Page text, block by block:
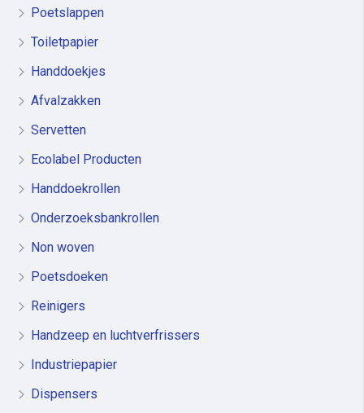
Poetslappen
Toiletpapier
Handdoekjes
Afvalzakken
Servetten
Ecolabel Producten
Handdoekrollen
Onderzoeksbankrollen
Non woven
Poetsdoeken
Reinigers
Handzeep en luchtverfrissers
Industriepapier
Dispensers